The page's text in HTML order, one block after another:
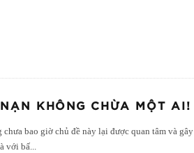
KHÔNG CHỪA MỘT AI!
bao giờ chủ đề này lại được quan tâm và gây
với bấ...